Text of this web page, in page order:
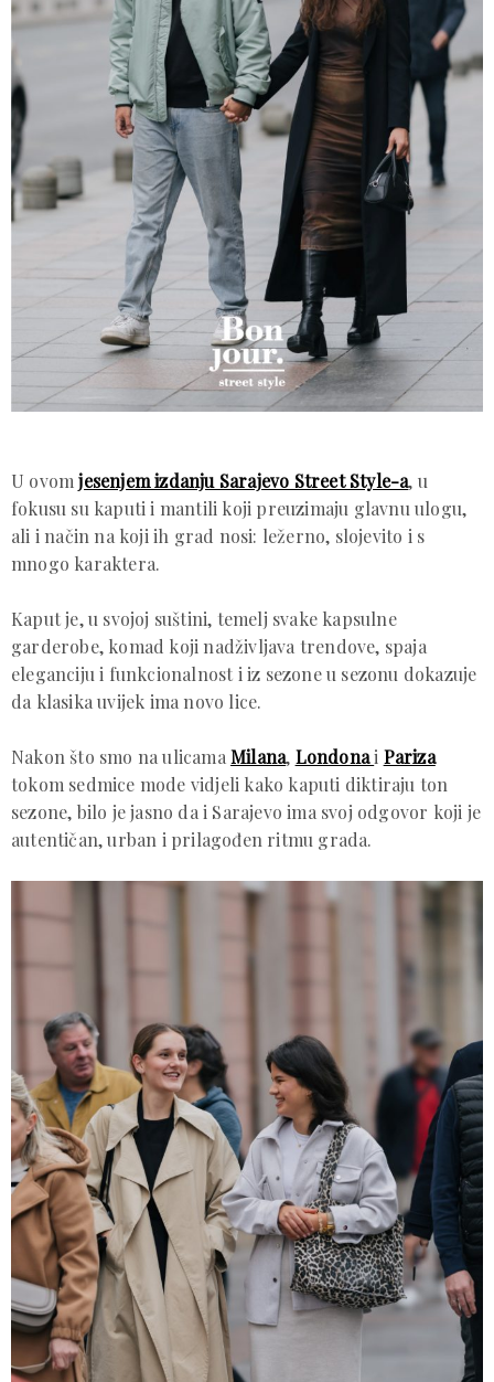
U ovomjesenjem izdanju Sarajevo Street Style-a, u
fokusu su kaputi i mantili koji preuzimaju glavnu ulogu,
ali i način na koji ih grad nosi: ležerno, slojevito i s
mnogo karaktera.
Kaput je, u svojoj suštini, temelj svake kapsulne
garderobe, komad koji nadživljava trendove, spaja
eleganciju i funkcionalnost i iz sezone u sezonu dokazuje
da klasika uvijek ima novo lice.
Nakon što smo na ulicamaMilana, Londonai Pariza
tokom sedmice mode vidjeli kako kaputi diktiraju ton
sezone, bilo je jasno da i Sarajevo ima svoj odgovor koji je
autentičan, urban i prilagođen ritmu grada.